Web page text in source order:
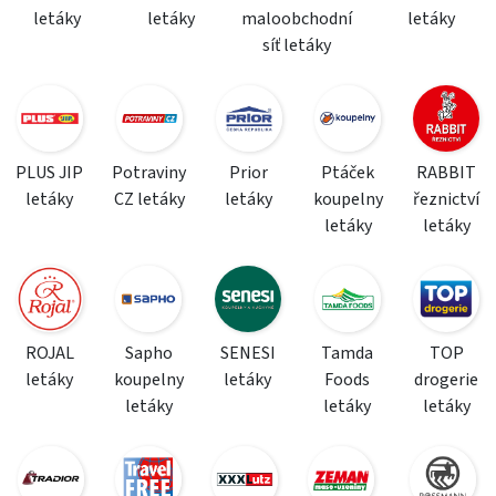
letáky
letáky
maloobchodní
síť letáky
letáky
PLUS JIP
letáky
Potraviny
CZ letáky
Prior
letáky
Ptáček
koupelny
letáky
RABBIT
řeznictví
letáky
ROJAL
letáky
Sapho
koupelny
letáky
SENESI
letáky
Tamda
Foods
letáky
TOP
drogerie
letáky